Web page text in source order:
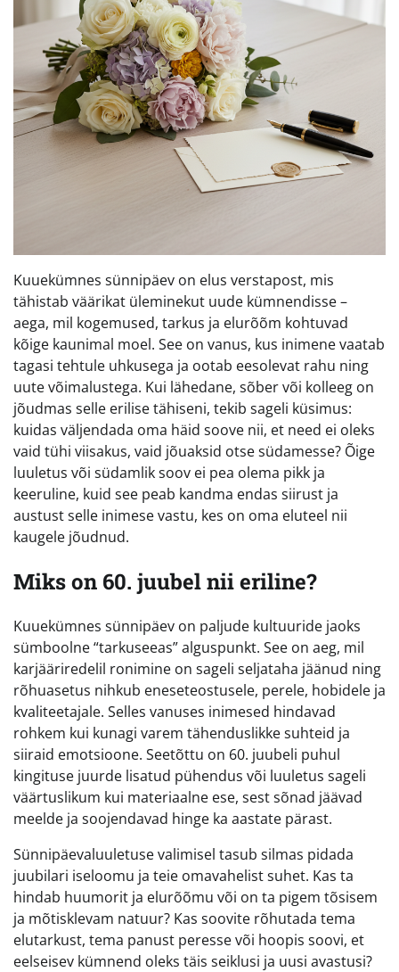
Kuuekümnes sünnipäev on elus verstapost, mis
tähistab väärikat üleminekut uude kümnendisse –
aega, mil kogemused, tarkus ja elurõõm kohtuvad
kõige kaunimal moel. See on vanus, kus inimene vaatab
tagasi tehtule uhkusega ja ootab eesolevat rahu ning
uute võimalustega. Kui lähedane, sõber või kolleeg on
jõudmas selle erilise tähiseni, tekib sageli küsimus:
kuidas väljendada oma häid soove nii, et need ei oleks
vaid tühi viisakus, vaid jõuaksid otse südamesse? Õige
luuletus või südamlik soov ei pea olema pikk ja
keeruline, kuid see peab kandma endas siirust ja
austust selle inimese vastu, kes on oma eluteel nii
kaugele jõudnud.
Miks on 60. juubel nii eriline?
Kuuekümnes sünnipäev on paljude kultuuride jaoks
sümboolne “tarkuseeas” alguspunkt. See on aeg, mil
karjääriredelil ronimine on sageli seljataha jäänud ning
rõhuasetus nihkub eneseteostusele, perele, hobidele ja
kvaliteetajale. Selles vanuses inimesed hindavad
rohkem kui kunagi varem tähenduslikke suhteid ja
siiraid emotsioone. Seetõttu on 60. juubeli puhul
kingituse juurde lisatud pühendus või luuletus sageli
väärtuslikum kui materiaalne ese, sest sõnad jäävad
meelde ja soojendavad hinge ka aastate pärast.
Sünnipäevaluuletuse valimisel tasub silmas pidada
juubilari iseloomu ja teie omavahelist suhet. Kas ta
hindab huumorit ja elurõõmu või on ta pigem tõsisem
ja mõtisklevam natuur? Kas soovite rõhutada tema
elutarkust, tema panust peresse või hoopis soovi, et
eelseisev kümnend oleks täis seiklusi ja uusi avastusi?